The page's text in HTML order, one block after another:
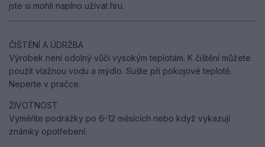
jste si mohli naplno užívat hru.
ČIŠTĚNÍ A ÚDRŽBA
Výrobek není odolný vůči vysokým teplotám. K čištění můžete
použít vlažnou vodu a mýdlo. Sušte při pokojové teplotě.
Neperte v pračce.
ŽIVOTNOST
Vyměňte podrážky po 6-12 měsících nebo když vykazují
známky opotřebení.